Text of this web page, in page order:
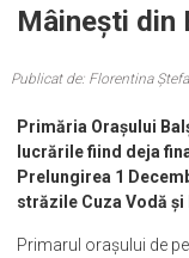
Mâinești din
Publicat de: Florentina
Primăria Orașului
lucrările fiind deja
Prelungirea 1
străzile Cuza Vodă
Primarul orașului de